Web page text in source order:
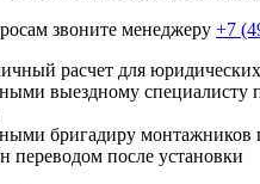
звоните менеджеру +7
расчет для
выездному специалисту
бригадиру монтажников
переводом после установки